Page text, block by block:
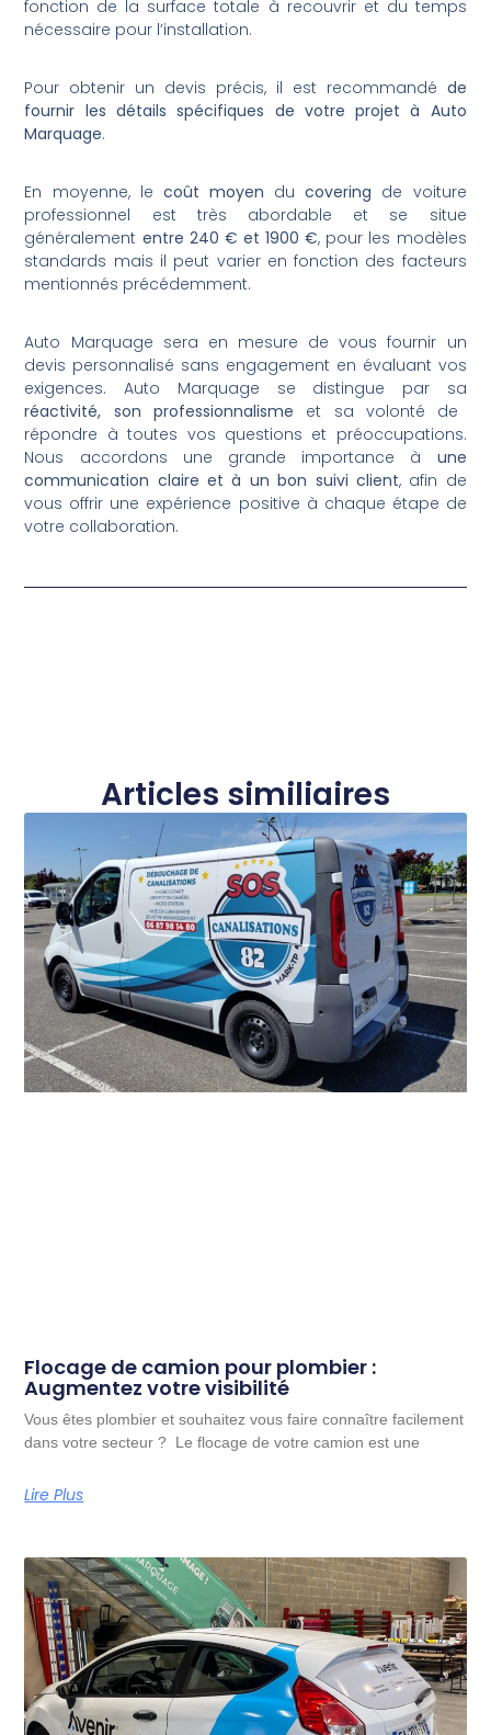
fonction de la surface totale à recouvrir et du temps
nécessaire pour l’installation.
Pour obtenir un devis précis, il est recommandé de
fournir les détails spécifiques de votre projet à Auto
Marquage.
En moyenne, le coût moyen ducovering de voiture
professionnel est très abordable et se situe
généralement entre 240 € et 1900 €, pour les modèles
standards mais il peut varier en fonction des facteurs
mentionnés précédemment.
Auto Marquage sera en mesure de vous fournir un
devis personnalisé sans engagement en évaluant vos
exigences. Auto Marquage se distingue par sa
réactivité, son professionnalisme et sa volonté de
répondre à toutes vos questions et préoccupations.
Nous accordons une grande importance à une
communication claire et à un bon suivi client, afin de
vous offrir une expérience positive à chaque étape de
votre collaboration.
Articles similiaires
Flocage de camion pour plombier :
Augmentez votre visibilité
Vous êtes plombier et souhaitez vous faire connaître facilement
dans votre secteur ? Le flocage de votre camion est une
Lire Plus